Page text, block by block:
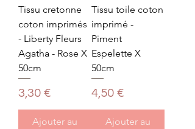
Tissu cretonne
coton imprimés
- Liberty Fleurs
Agatha - Rose X
50cm
Prix
3,30 €
Ajouter au
Tissu toile coton
imprimé -
Piment
Espelette X
50cm
Prix
4,50 €
Ajouter au